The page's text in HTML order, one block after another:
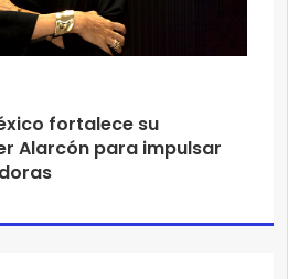
fortalece su
Alarcón para impulsar